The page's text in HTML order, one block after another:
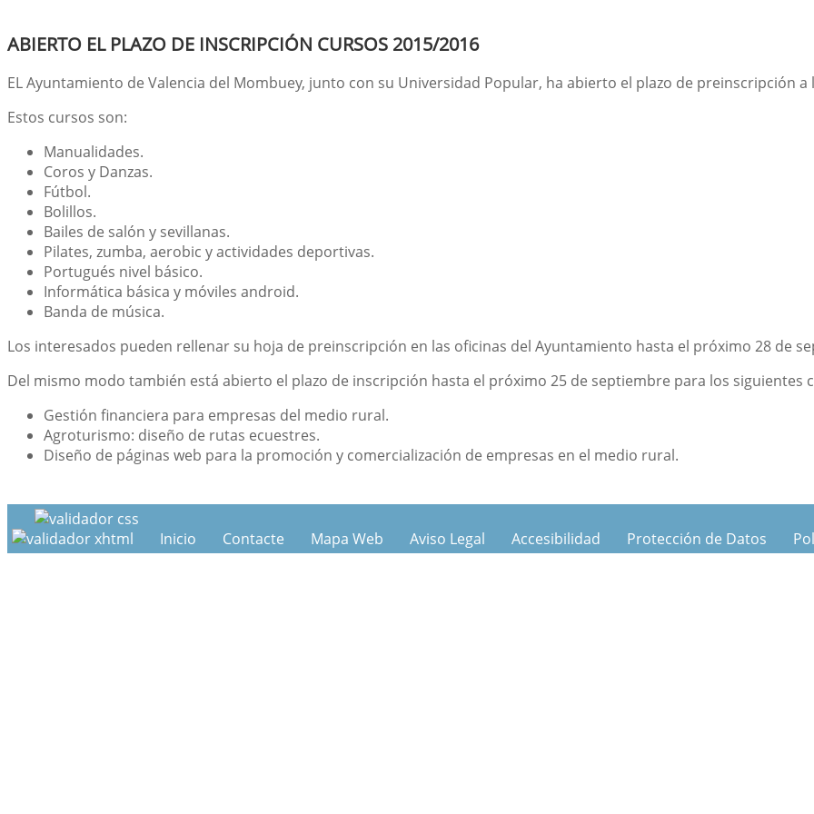
ABIERTO EL PLAZO DE INSCRIPCIÓN CURSOS 2015/2016
EL Ayuntamiento de Valencia del Mombuey, junto con su Universidad Popular, ha abierto el plazo de preinscripción
Estos cursos son:
Manualidades.
Coros y Danzas.
Fútbol.
Bolillos.
Bailes de salón y sevillanas.
Pilates, zumba, aerobic y actividades deportivas.
Portugués nivel básico.
Informática básica y móviles android.
Banda de música.
Los interesados pueden rellenar su hoja de preinscripción en las oficinas del Ayuntamiento hasta el próximo 28 de
Del mismo modo también está abierto el plazo de inscripción hasta el próximo 25 de septiembre para los siguientes
Gestión financiera para empresas del medio rural.
Agroturismo: diseño de rutas ecuestres.
Diseño de páginas web para la promoción y comercialización de empresas en el medio rural.
Inicio Contacte Mapa Web Aviso Legal Accesibilidad Protección de Datos